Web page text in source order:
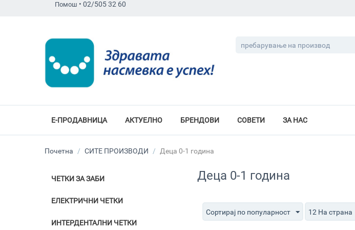
Помош • 02/505 32 60
Е-ПРОДАВНИЦА АКТУЕЛНО БРЕНДОВИ СОВЕТИ ЗА НАС
Почетна / СИТЕ ПРОИЗВОДИ / Деца 0-1 година
ЧЕТКИ ЗА ЗАБИ
ЕЛЕКТРИЧНИ ЧЕТКИ
ИНТЕРДЕНТАЛНИ ЧЕТКИ
Деца 0-1 година
Сортирај по популарност 12 На страна